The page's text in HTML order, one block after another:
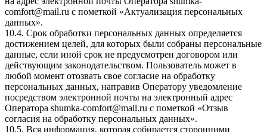
comfort@mail.ru с пометкой «Актуализация персональных
данных».
10.4. Срок обработки персональных данных определяется
достижением целей, для которых были собраны персональные
данные, если иной срок не предусмотрен договором или
действующим законодательством. Пользователь может в
любой момент отозвать свое согласие на обработку
персональных данных, направив Оператору уведомление
посредством электронной почты на электронный адрес
Оператора shumka-comfort@mail.ru с пометкой «Отзыв
согласия на обработку персональных данных».
10.5. Вся информация, которая собирается сторонними